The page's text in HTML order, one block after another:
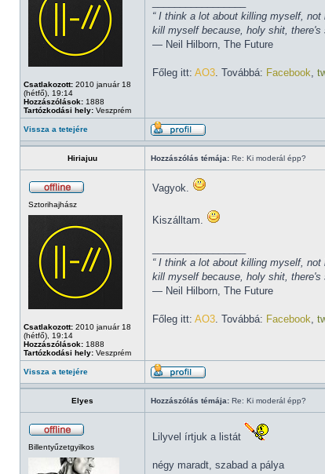
Csatlakozott: 2010 január 18
(hétfő), 19:14
Hozzászólások: 1888
Tartózkodási hely: Veszprém
“ I think a lot about killing myself,
kill myself because, holy shit, there's
― Neil Hilborn, The Future
Főleg itt: AO3. Továbbá: Facebook,
Vissza a tetejére
Hiriajuu Hozzászólás témája: Re: Ki moderál épp?
Sztorihajhász
Csatlakozott: 2010 január 18
(hétfő), 19:14
Hozzászólások: 1888
Tartózkodási hely: Veszprém
Vagyok.
Kiszálltam.
“ I think a lot about killing myself,
kill myself because, holy shit, there's
― Neil Hilborn, The Future
Főleg itt: AO3. Továbbá: Facebook,
Vissza a tetejére
Elyes Hozzászólás témája: Re: Ki moderál épp?
Billentyűzetgyilkos
Lilyvel írtjuk a listát
négy maradt, szabad a pálya